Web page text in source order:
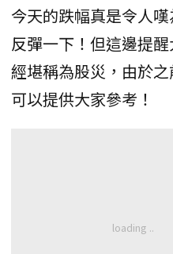
今天的跌幅真是令人
反彈一下！但這邊提
經堪稱為股災，由於
可以提供大家參考！